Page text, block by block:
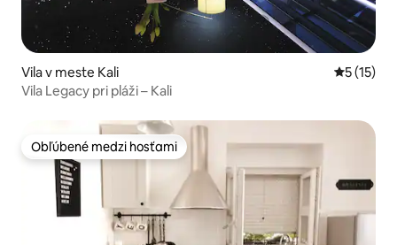
Vila v meste Kali
5 (15)
Vila Legacy pri pláži – Kali
Obľúbené medzi hosťami
Obľúbené medzi hosťami